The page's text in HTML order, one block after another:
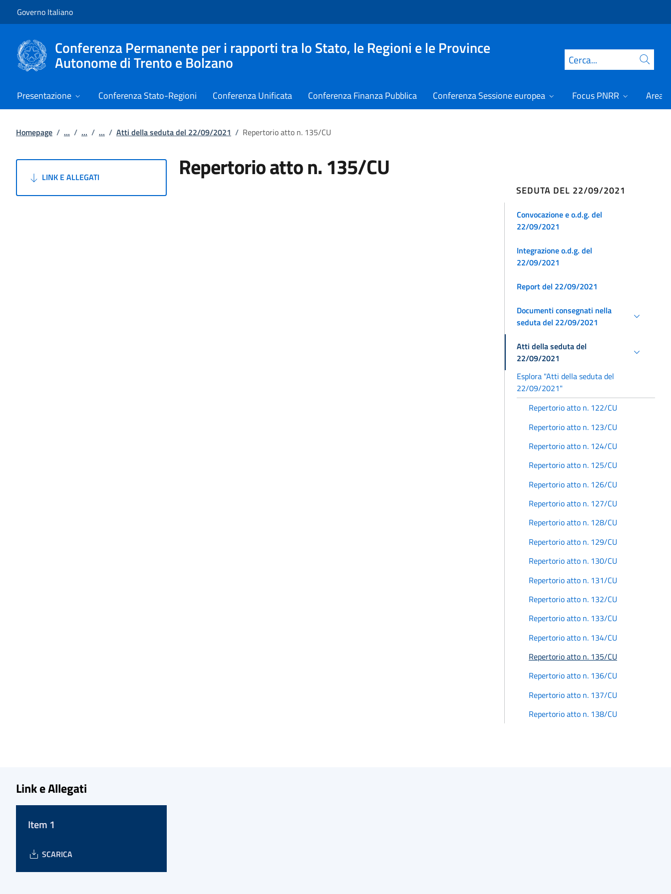
Governo Italiano
Conferenza Permanente per i rapporti tra lo Stato, le Regioni e le Province
Autonome di Trento e Bolzano Cerca
Presentazione Conferenza Stato-Regioni Conferenza Unificata Conferenza Finanza Pubblica Conferenza Sessione europea Focus PNRR Area
Homepage / ... / ... / ... / Atti della seduta del 22/09/2021 / Repertorio atto n. 135/CU
LINK E ALLEGATI Repertorio atto n. 135/CU
SEDUTA DEL 22/09/2021
Convocazione e o.d.g. del
22/09/2021
Integrazione o.d.g. del
22/09/2021
Report del 22/09/2021
Documenti consegnati nella
seduta del 22/09/2021
Atti della seduta del
22/09/2021
Esplora "Atti della seduta del
22/09/2021"
Repertorio atto n. 122/CU
Repertorio atto n. 123/CU
Repertorio atto n. 124/CU
Repertorio atto n. 125/CU
Repertorio atto n. 126/CU
Repertorio atto n. 127/CU
Repertorio atto n. 128/CU
Repertorio atto n. 129/CU
Repertorio atto n. 130/CU
Repertorio atto n. 131/CU
Repertorio atto n. 132/CU
Repertorio atto n. 133/CU
Repertorio atto n. 134/CU
Repertorio atto n. 135/CU
Repertorio atto n. 136/CU
Repertorio atto n. 137/CU
Repertorio atto n. 138/CU
Link e Allegati
Item 1
SCARICA